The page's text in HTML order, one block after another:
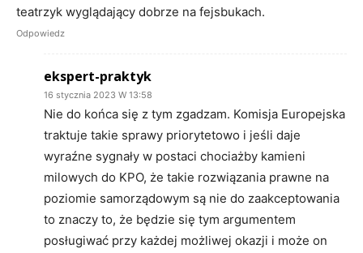
teatrzyk wyglądający dobrze na fejsbukach.
Odpowiedz
ekspert-praktyk
16 stycznia 2023 W 13:58
Nie do końca się z tym zgadzam. Komisja Europejska
traktuje takie sprawy priorytetowo i jeśli daje
wyraźne sygnały w postaci chociażby kamieni
milowych do KPO, że takie rozwiązania prawne na
poziomie samorządowym są nie do zaakceptowania
to znaczy to, że będzie się tym argumentem
posługiwać przy każdej możliwej okazji i może on